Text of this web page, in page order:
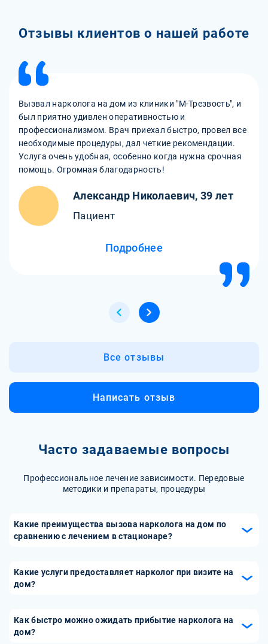
Отзывы клиентов о нашей работе
Вызвал нарколога на дом из клиники "М-Трезвость", и
был приятно удивлен оперативностью и
профессионализмом. Врач приехал быстро, провел все
необходимые процедуры, дал четкие рекомендации.
Услуга очень удобная, особенно когда нужна срочная
помощь. Огромная благодарность!
Александр Николаевич, 39 лет
Пациент
Подробнее
Все отзывы
Написать отзыв
Часто задаваемые вопросы
Профессиональное лечение зависимости. Передовые
методики и препараты, процедуры
Какие преимущества вызова нарколога на дом по
сравнению с лечением в стационаре?
квалифицированную помощь в комфортной для пациента
обстановке. Это особенно важно, если пациент
провести необходимые процедуры, такие как
детоксикация, и дать рекомендации по дальнейшему
Какие услуги предоставляет нарколог при визите на
дом?
включая детоксикацию, купирование абстинентного
синдрома, оценку общего состояния пациента,
Как быстро можно ожидать прибытие нарколога на
дом?